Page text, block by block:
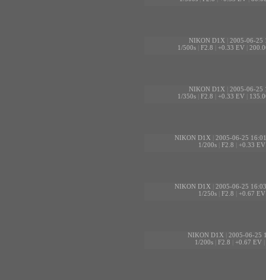
NIKON D1X
2005-06-25
1/500s| F2.8 +0.33 EV|
NIKON D1X
2005-06-25
1/350s| F2.8 +0.33 EV|
NIKON D1X
2005-06-25
1/200s| F2.8 +0.33 EV
NIKON D1X
2005-06-25
1/250s| F2.8 +0.67 EV
NIKON D1X
2005-06-25
1/200s| F2.8 +0.67 EV|